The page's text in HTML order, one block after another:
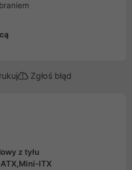
Zgłoś błąd
z tyłu
ITX